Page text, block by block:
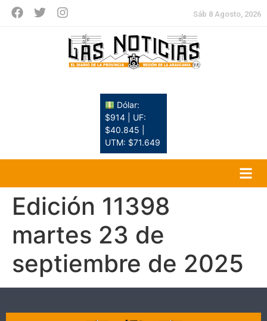
Sáb 8 Agosto, 2026
Dólar:
$914 | UF:
$40.845 |
UTM: $71.649
Edición 11398
martes 23 de
septiembre de 2025